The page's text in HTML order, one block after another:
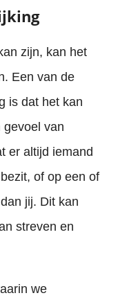
zijn, kan het
Een van de
is dat het kan
gevoel van
er altijd iemand
of op een of
jij. Dit kan
streven en
we